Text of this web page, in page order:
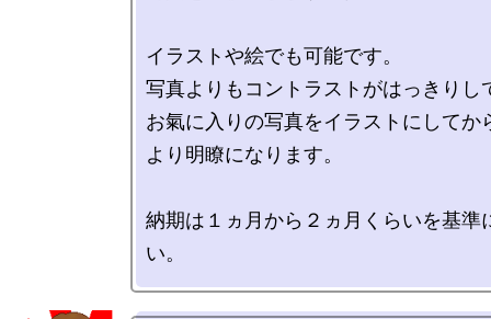
イラストや絵でも可能です。
写真よりもコントラストがはっきりし
お氣に入りの写真をイラストにしてか
より明瞭になります。
納期は１ヵ月から２ヵ月くらいを基準